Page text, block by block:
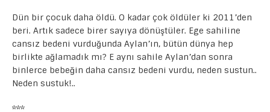
a
c
e
b
o
w
it
te
r
h
at
s
A
el
e
gr
a
e
s
s
e
o
p
y
Li
h
ar
e
Dün bir çocuk daha öldü. O kadar çok öldüler ki 2011’den
beri. Artık sadece birer sayıya dönüştüler. Ege sahiline
cansız bedeni vurduğunda Aylan’ın, bütün dünya hep
birlikte ağlamadık mı? E aynı sahile Aylan’dan sonra
binlerce bebeğin daha cansız bedeni vurdu, neden sustun..
Neden sustuk!..
***